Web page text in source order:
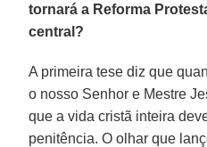
tornará a Reforma
central?
A primeira tese diz que
o nosso Senhor e Mestre
que a vida cristã inteira
penitência. O olhar que